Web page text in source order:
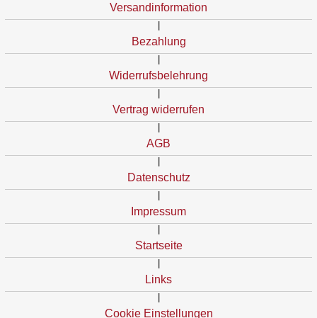
Versandinformation
Bezahlung
Widerrufsbelehrung
Vertrag widerrufen
AGB
Datenschutz
Impressum
Startseite
Links
Cookie Einstellungen